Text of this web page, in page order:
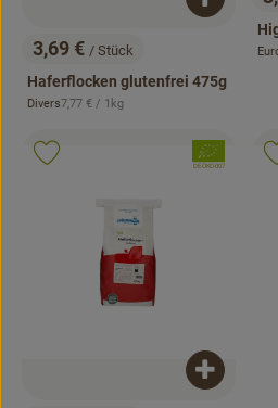
, Preis:
3,69 € / Stück
Haferflocken glutenfrei 475g
, Herkunft:
Divers, Referenzpreis:
7,77 € / 1kg
Produkt ,
,
Produkt
, Verband:
, Kontrollstelle:
DE-ÖKO-007
Produkt zu Favouriten hinzufügen